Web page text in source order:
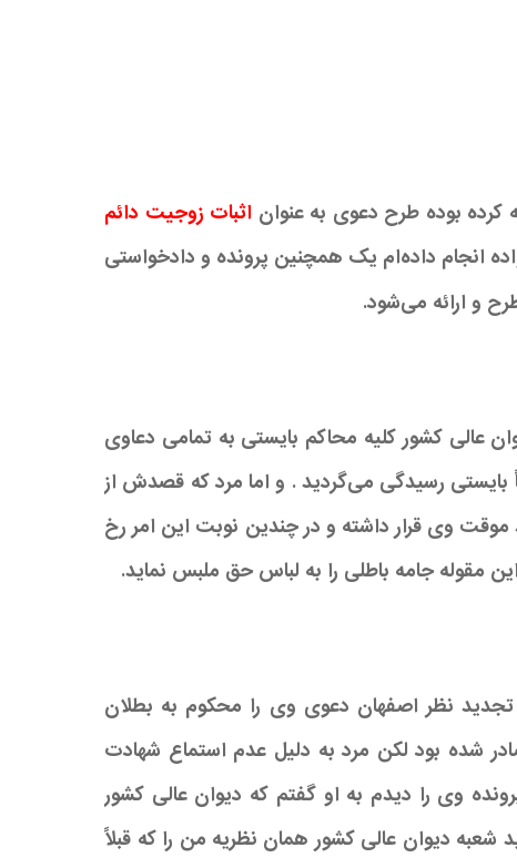
بوده طرح دعوی به عنوان اثبات زوجیت دائم
در محاکم خانواده انجام داده‌ام یک همچنین پرونده و دادخواستی
و ارائه می‌شود.
عالی کشور کلیه محاکم بایستی به تمامی دعاوی
بایستی رسیدگی می‌گردید . و اما مرد که قصدش از
وی قرار داشته و در چندین نوبت این امر رخ
مقوله جامه باطلی را به لباس حق ملبس نماید.
نظر اصفهان دعوی وی را محکوم به بطلان
شده بود لکن مرد به دلیل عدم استماع شهادت
وی را دیدم به او گفتم که دیوان عالی کشور
دیوان عالی کشور همان نظریه من را که قبلاً